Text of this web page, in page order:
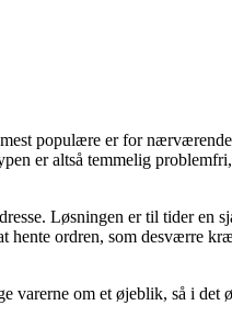
populære er for
er altså temmelig
Løsningen er til tider en
hente ordren, som desværre
varerne om et øjeblik, så i det